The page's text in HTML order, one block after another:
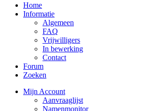
Home
Informatie
Algemeen
FAQ
Vrijwilligers
In bewerking
Contact
Forum
Zoeken
Mijn Account
Aanvraaglijst
Namenmonitor